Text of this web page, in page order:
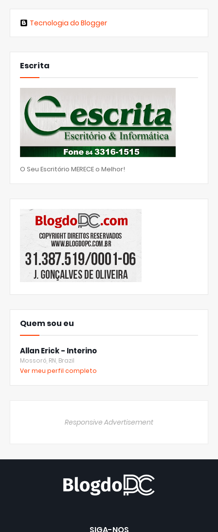
Tecnologia do Blogger
Escrita
O Seu Escritório MERECE o Melhor!
Quem sou eu
Allan Erick - Interino
Mossoró, RN, Brazil
Ver meu perfil completo
Responsive Advertisement